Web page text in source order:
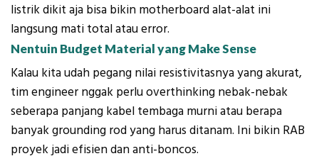
listrik dikit aja bisa bikin motherboard alat-alat ini
langsung mati total atau error.
Nentuin Budget Material yang Make Sense
Kalau kita udah pegang nilai resistivitasnya yang akurat,
tim engineer nggak perlu overthinking nebak-nebak
seberapa panjang kabel tembaga murni atau berapa
banyak grounding rod yang harus ditanam. Ini bikin RAB
proyek jadi efisien dan anti-boncos.